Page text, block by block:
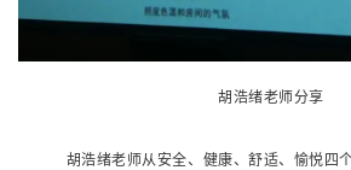
胡浩绪老师分享
胡浩绪老师从安全、健康、舒适、愉悦四